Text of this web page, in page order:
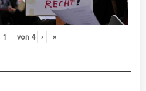
von 4 › »